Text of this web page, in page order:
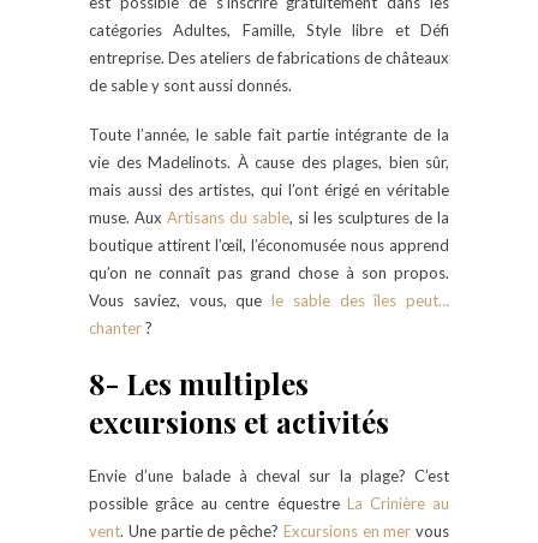
catégories Adultes, Famille, Style libre et Défi
entreprise. Des ateliers de fabrications de châteaux
de sable y sont aussi donnés.
Toute l’année, le sable fait partie intégrante de la
vie des Madelinots. À cause des plages, bien sûr,
mais aussi des artistes, qui l’ont érigé en véritable
muse. Aux Artisans du sable, si les sculptures de la
boutique attirent l’œil, l’économusée nous apprend
qu’on ne connaît pas grand chose à son propos.
Vous saviez, vous, que le sable des îles peut…
chanter?
8- Les multiples
excursions et activités
Envie d’une balade à cheval sur la plage? C’est
possible grâce au centre équestre La Crinière au
vent. Une partie de pêche? Excursions en mer vous